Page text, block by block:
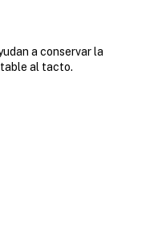
a conservar la
al tacto.